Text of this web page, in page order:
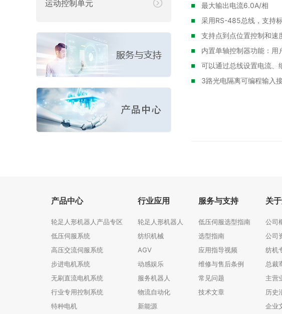
运动控制单元
最大输出电流6.0A/相
采用RS-485总线，支持
支持点到点位置控制和速
内置单轴控制器功能：
可以通过总线设置电流、
3路光电隔离可编程输入
产品中心
轮足人形机器人产品专区
低压伺服系统
高压交流伺服系统
步进电机系统
无刷直流电机系统
行业专用控制系统
特种电机
行业应用
轮足人形机器人
纺织机械
AGV
动感娱乐
服务机器人
物流自动化
新能源
服务与支持
低压伺服选型指南
选型指南
应用指导视频
维修与售后条例
常见问题
技术文章
关
公司
公司
纺机
总裁
主营
历史
企业